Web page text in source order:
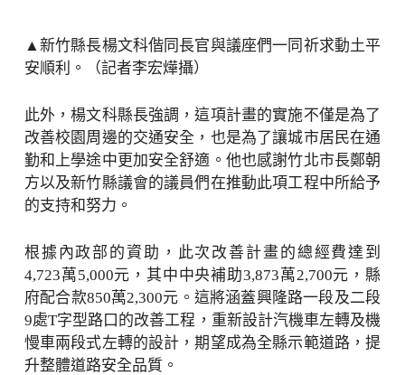
▲新竹縣長楊文科偕同長官與議座們一同祈求動土平
安順利。（記者李宏燁攝）
此外，楊文科縣長強調，這項計畫的實施不僅是為了
改善校園周邊的交通安全，也是為了讓城市居民在通
勤和上學途中更加安全舒適。他也感謝竹北市長鄭朝
方以及新竹縣議會的議員們在推動此項工程中所給予
的支持和努力。
根據內政部的資助，此次改善計畫的總經費達到
4,723萬5,000元，其中中央補助3,873萬2,700元，縣
府配合款850萬2,300元。這將涵蓋興隆路一段及二段
9處T字型路口的改善工程，重新設計汽機車左轉及機
慢車兩段式左轉的設計，期望成為全縣示範道路，提
升整體道路安全品質。